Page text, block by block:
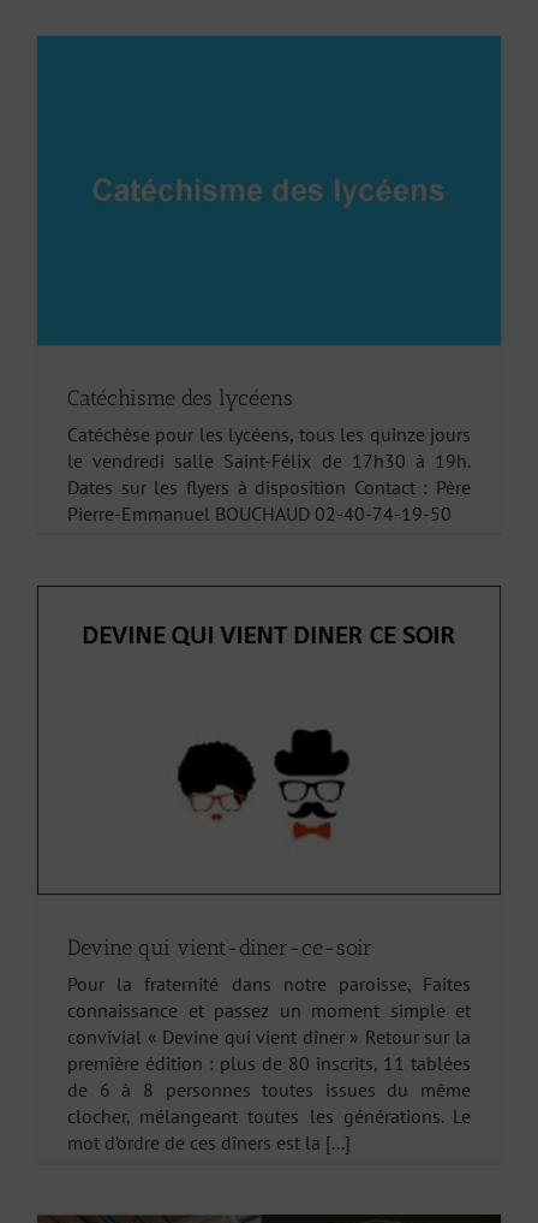
Catéchisme des lycéens
Catéchèse pour les lycéens, tous les quinze jours
le vendredi salle Saint-Félix de 17h30 à 19h.
Dates sur les flyers à disposition Contact : Père
Pierre-Emmanuel BOUCHAUD 02-40-74-19-50
Devine qui vient-diner-ce-soir
Pour la fraternité dans notre paroisse, Faites
connaissance et passez un moment simple et
convivial « Devine qui vient dîner » Retour sur la
première édition : plus de 80 inscrits, 11 tablées
de 6 à 8 personnes toutes issues du même
clocher, mélangeant toutes les générations. Le
mot d’ordre de ces dîners est la [...]